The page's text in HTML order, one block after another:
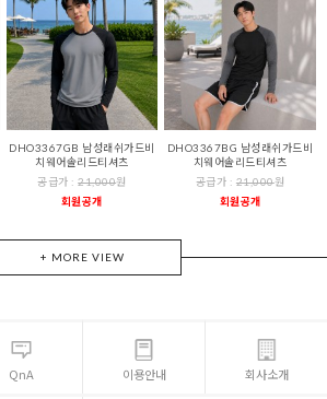
DHO3367GB 남성래쉬가드비
치웨어솔리드티셔츠
공급가 :21,000원
회원공개
DHO3367BG 남성래쉬가드비
치웨어솔리드티셔츠
공급가 : 21,000원
회원공개
+ MORE VIEW
QnA 이용안내 회사소개